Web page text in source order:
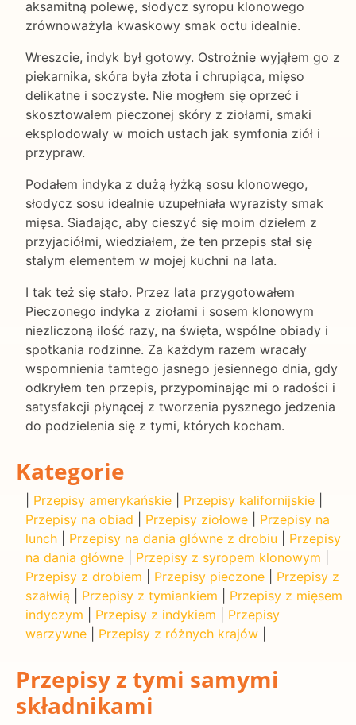
aksamitną polewę, słodycz syropu klonowego
zrównoważyła kwaskowy smak octu idealnie.
Wreszcie, indyk był gotowy. Ostrożnie wyjąłem go z
piekarnika, skóra była złota i chrupiąca, mięso
delikatne i soczyste. Nie mogłem się oprzeć i
skosztowałem pieczonej skóry z ziołami, smaki
eksplodowały w moich ustach jak symfonia ziół i
przypraw.
Podałem indyka z dużą łyżką sosu klonowego,
słodycz sosu idealnie uzupełniała wyrazisty smak
mięsa. Siadając, aby cieszyć się moim dziełem z
przyjaciółmi, wiedziałem, że ten przepis stał się
stałym elementem w mojej kuchni na lata.
I tak też się stało. Przez lata przygotowałem
Pieczonego indyka z ziołami i sosem klonowym
niezliczoną ilość razy, na święta, wspólne obiady i
spotkania rodzinne. Za każdym razem wracały
wspomnienia tamtego jasnego jesiennego dnia, gdy
odkryłem ten przepis, przypominając mi o radości i
satysfakcji płynącej z tworzenia pysznego jedzenia
do podzielenia się z tymi, których kocham.
Kategorie
Przepisy amerykańskie Przepisy kalifornijskie
Przepisy na obiad
Przepisy ziołowe
Przepisy na
lunch
Przepisy na dania główne z drobiu
Przepisy
na dania główne
Przepisy z syropem klonowym
Przepisy z drobiem
Przepisy pieczone
Przepisy z
szałwią
Przepisy z tymiankiem
Przepisy z mięsem
indyczym
Przepisy z indykiem
Przepisy
warzywne
Przepisy z różnych krajów
Przepisy z tymi samymi
składnikami